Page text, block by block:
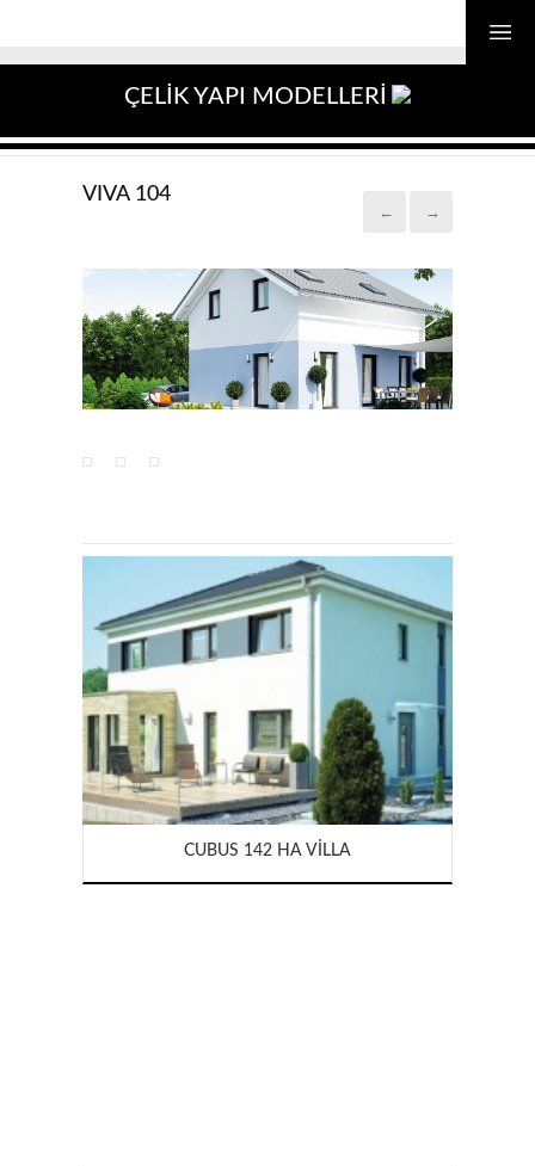
ÇELİK YAPI MODELLERİ
VIVA 104
→
←
CUBUS 142 HA VILLA